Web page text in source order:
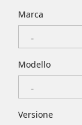
Marca
Modello
Versione